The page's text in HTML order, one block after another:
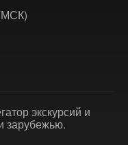
экскурсий и
зарубежью.